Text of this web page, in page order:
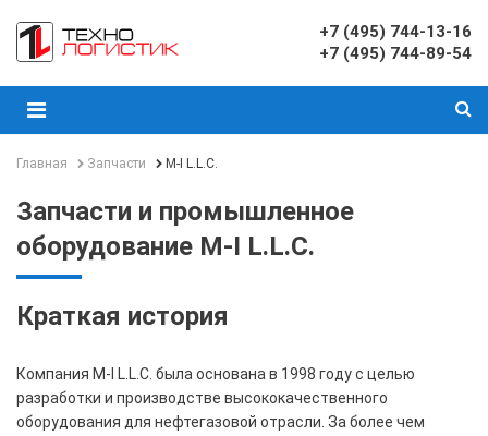
+7 (495) 744-13-16
+7 (495) 744-89-54
Главная Запчасти M-I L.L.C.
Запчасти и промышленное
оборудование M-I L.L.C.
Краткая история
Компания M-I L.L.C. была основана в 1998 году с целью
разработки и производстве высококачественного
оборудования для нефтегазовой отрасли. За более чем